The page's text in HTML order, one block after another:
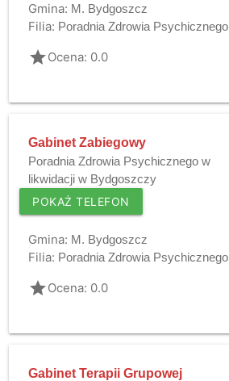
Gmina: M. Bydgoszcz
Filia: Poradnia Zdrowia Psychicznego
gradeOcena: 0.0
Gabinet Zabiegowy
Poradnia Zdrowia Psychicznego w
likwidacji w Bydgoszczy
POKAŻ TELEFON
Gmina: M. Bydgoszcz
Filia: Poradnia Zdrowia Psychicznego
gradeOcena: 0.0
Gabinet Terapii Grupowej